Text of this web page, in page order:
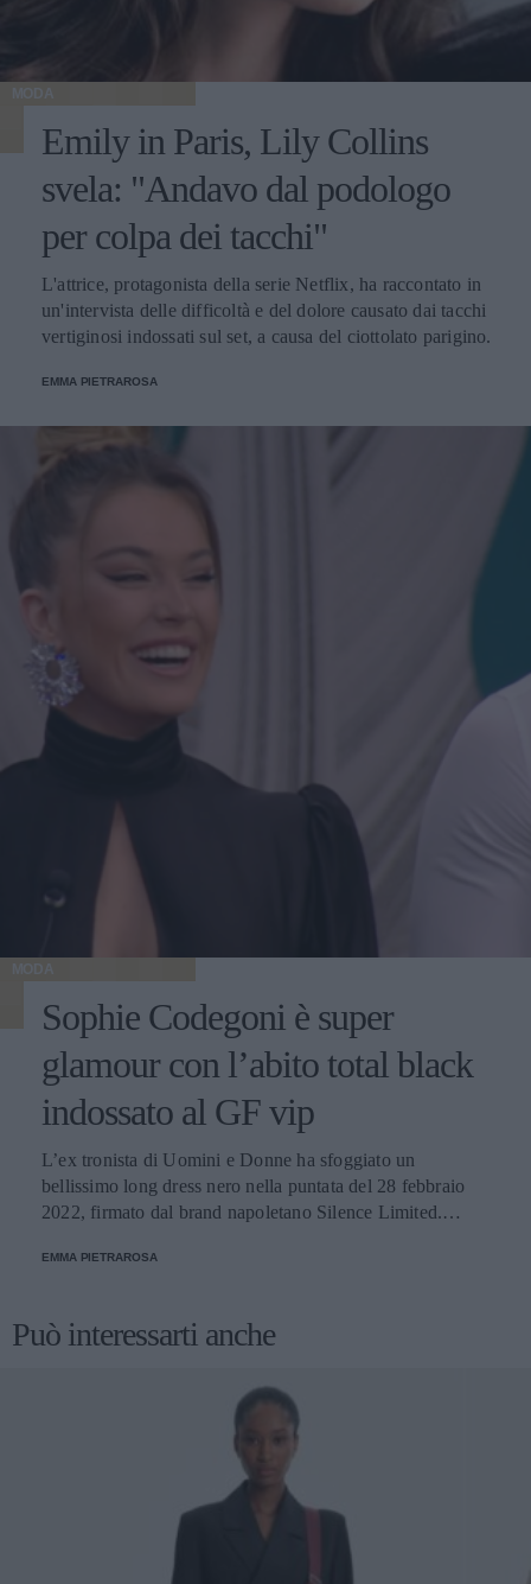
MODA
Emily in Paris, Lily Collins
svela: "Andavo dal podologo
per colpa dei tacchi"
L'attrice, protagonista della serie Netflix, ha raccontato in
un'intervista delle difficoltà e del dolore causato dai tacchi
vertiginosi indossati sul set, a causa del ciottolato parigino.
EMMA PIETRAROSA
MODA
Sophie Codegoni è super
glamour con l’abito total black
indossato al GF vip
L’ex tronista di Uomini e Donne ha sfoggiato un
bellissimo long dress nero nella puntata del 28 febbraio
2022, firmato dal brand napoletano Silence Limited.
EMMA PIETRAROSA
Può interessarti anche